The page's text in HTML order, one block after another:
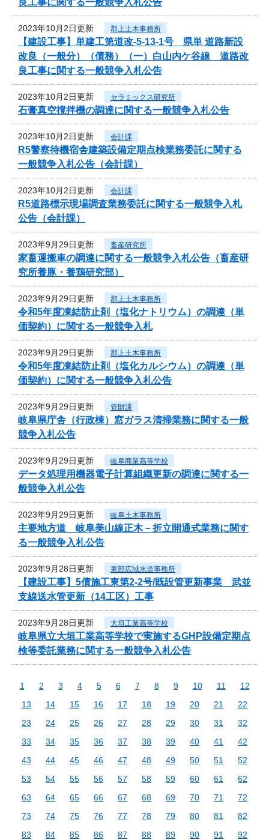
2023年10月2日更新 郡上土木事務所
【建設工事】単建工第道改-5-13-1号 県単 道路新設
改良（一般分）（債務）（一）白山内ケ谷線 道路改
良工事に関する一般競争入札公告
2023年10月2日更新 セラミックス研究所
石膏真空撹拌機の調達に関する一般競争入札公告
2023年10月2日更新 会計課
R5警察待機宿舎建築設備定期点検業務委託に関する
一般競争入札公告（会計課）
2023年10月2日更新 会計課
R5道路標示現場調査業務委託に関する一般競争入札
公告（会計課）
2023年9月29日更新 畜産研究所
家畜運搬車の調達に関する一般競争入札公告（畜産研
究所養豚・養鶏研究部）
2023年9月29日更新 郡上土木事務所
令和5年度凍結防止剤（塩化ナトリウム）の調達（単
価契約）に関する一般競争入札
2023年9月29日更新 郡上土木事務所
令和5年度凍結防止剤（塩化カルシウム）の調達（単
価契約）に関する一般競争入札公告
2023年9月29日更新 管財課
岐阜県庁舎（行政棟）窓ガラス清掃業務に関する一般
競争入札公告
2023年9月29日更新 岐阜商業高等学校
データ処理用機器電子計算組織更新の調達に関する一
般競争入札公告
2023年9月29日更新 岐阜土木事務所
主要地方道 岐阜美山線正木－折立開通式業務に関す
る一般競争入札公告
2023年9月28日更新 東部広域水道事務所
【建設工事】5債施工東第2-2号/既設管更新事業 武並
支線送水管更新（14工区）工事
2023年9月28日更新 大垣工業高等学校
岐阜県立大垣工業高等学校で実施するGHP設備定期点
検等委託業務に関する一般競争入札公告
1 2 3 4 5 6 7 8 9 10 11
12
13
14 15 16 17 18 19 20 21
22
23
24 25 26 27 28 29 30 31
32
33
34 35 36 37 38 39 40 41
42
43
44 45 46 47 48 49 50 51
52
53
54 55 56 57 58 59 60 61
62
63
64 65 66 67 68 69 70 71
72
73
74 75 76 77 78 79 80 81
82
83
84 85 86 87 88 89 90 91
92